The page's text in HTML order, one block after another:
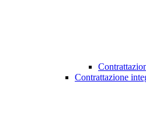
Contrattazione